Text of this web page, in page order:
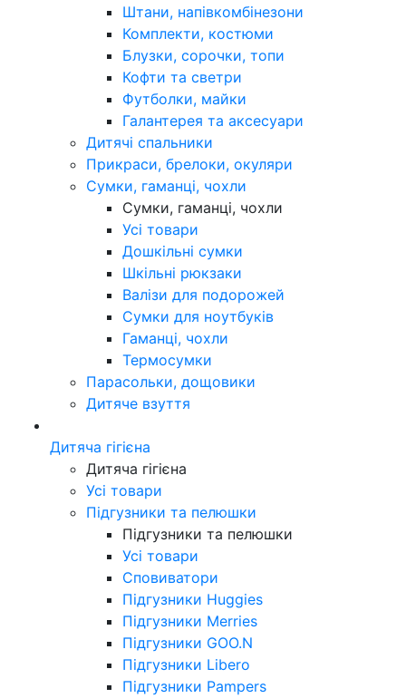
Штани, напівкомбінезони
Комплекти, костюми
Блузки, сорочки, топи
Кофти та светри
Футболки, майки
Галантерея та аксесуари
Дитячі спальники
Прикраси, брелоки, окуляри
Сумки, гаманці, чохли
Сумки, гаманці, чохли
Усі товари
Дошкільні сумки
Шкільні рюкзаки
Валізи для подорожей
Сумки для ноутбуків
Гаманці, чохли
Термосумки
Парасольки, дощовики
Дитяче взуття
Дитяча гігієна
Дитяча гігієна
Усі товари
Підгузники та пелюшки
Підгузники та пелюшки
Усі товари
Сповиватори
Підгузники Huggies
Підгузники Merries
Підгузники GOO.N
Підгузники Libero
Підгузники Pampers